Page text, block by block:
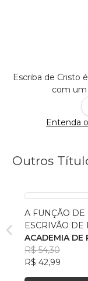
Escriba de Cristo
com
Entenda
Outros
A FUNÇÃO DE
ESCRIVÃO DE
ACADEMIA DE
R$ 54,30
R$ 42,99